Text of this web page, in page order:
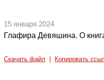
15 января 2024
Глафира Девяшина. О
Скачать файл Копировать